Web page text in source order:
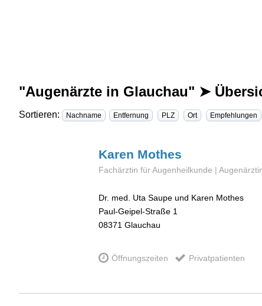
"Augenärzte in Glauchau" ➤
Sortieren: Nachname Entfernung PLZ Ort Empfehlungen
Karen Mothes
Fachärztin für Augenheilkunde |
Dr. med. Uta Saupe und Karen Mothes
Paul-Geipel-Straße 1
08371 Glauchau
Öffnungszeiten Privatpatienten